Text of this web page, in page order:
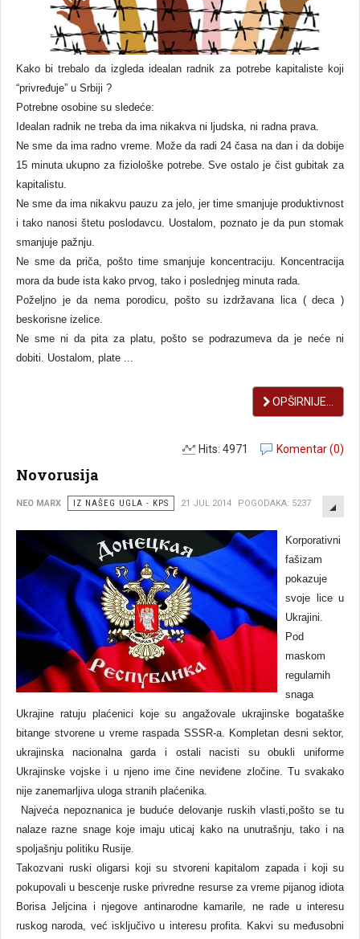
Kako bi trebalo da izgleda idealan radnik za potrebe kapitaliste koji
“privređuje” u Srbiji ?
Potrebne osobine su sledeće:
Idealan radnik ne treba da ima nikakva ni ljudska, ni radna prava.
Ne sme da ima radno vreme. Može da radi 24 časa na dan i da dobije
15 minuta ukupno za fiziološke potrebe. Sve ostalo je čist gubitak za
kapitalistu.
Ne sme da ima nikakvu pauzu za jelo, jer time smanjuje produktivnost
i tako nanosi štetu poslodavcu. Uostalom, poznato je da pun stomak
smanjuje pažnju.
Ne sme da priča, pošto time smanjuje koncentraciju. Koncentracija
mora da bude ista kako prvog, tako i poslednjeg minuta rada.
Poželjno je da nema porodicu, pošto su izdržavana lica ( deca )
beskorisne izelice.
Ne sme ni da pita za platu, pošto se podrazumeva da je neće ni
dobiti. Uostalom, plate ...
OPŠIRNIJE...
Komentar (0)
Hits: 4971
Novorusija
NEO MARX IZ NAŠEG UGLA - KPS 21 JUL 2014 POGODAKA: 5237
Korporativni
fašizam
pokazuje
svoje lice u
Ukrajini.
Pod
maskom
regularnih
snaga
Ukrajine ratuju plaćenici koje su angažovale ukrajinske bogataške
bitange stvorene u vreme raspada SSSR-a. Kompletan desni sektor,
ukrajinska nacionalna garda i ostali nacisti su obukli uniforme
Ukrajinske vojske i u njeno ime čine neviđene zločine. Tu svakako
nije zanemarljiva uloga stranih plaćenika.
Najveća nepoznanica je buduće delovanje ruskih vlasti,pošto se tu
nalaze razne snage koje imaju uticaj kako na unutrašnju, tako i na
spoljašnju politiku Rusije.
Takozvani ruski oligarsi koji su stvoreni kapitalom zapada i koji su
pokupovali u bescenje ruske privredne resurse za vreme pijanog idiota
Borisa Jeljcina i njegove antinarodne kamarile, ne rade u interesu
ruskog naroda, već isključivo u interesu profita. Kakvi su međusobni